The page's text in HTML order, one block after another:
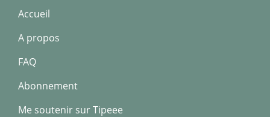
Accueil
A propos
FAQ
Abonnement
Me soutenir sur Tipeee